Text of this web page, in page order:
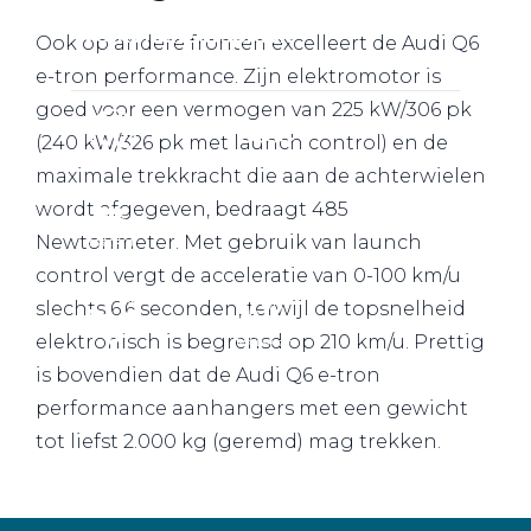
Werkplaatsafspraak
Ook op andere fronten excelleert de Audi Q6
e-tron performance. Zijn elektromotor is
goed voor een vermogen van 225 kW/306 pk
(240 kW/326 pk met launch control) en de
maximale trekkracht die aan de achterwielen
wordt afgegeven, bedraagt 485
Newtonmeter. Met gebruik van launch
control vergt de acceleratie van 0-100 km/u
slechts 6,6 seconden, terwijl de topsnelheid
elektronisch is begrensd op 210 km/u. Prettig
is bovendien dat de Audi Q6 e-tron
performance aanhangers met een gewicht
tot liefst 2.000 kg (geremd) mag trekken.